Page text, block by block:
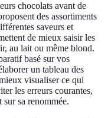
chocolats avant de
des assortiments
saveurs et
de mieux saisir les
au lait ou même blond.
basé sur vos
un tableau des
visualiser ce qui
les erreurs courantes,
sa renommée.